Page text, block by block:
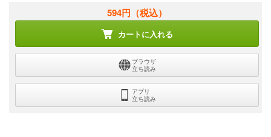
594円 （税込）
カートに入れる
ブラウザ
立ち読み
アプリ
立ち読み